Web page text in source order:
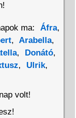
ma: Áfra,
, Arabella,
, Donátó,
, Ulrik,
volt!